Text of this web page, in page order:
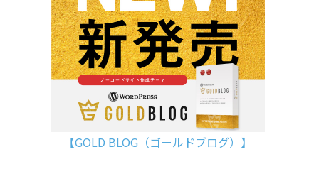
【GOLD BLOG（ゴールドブログ）】